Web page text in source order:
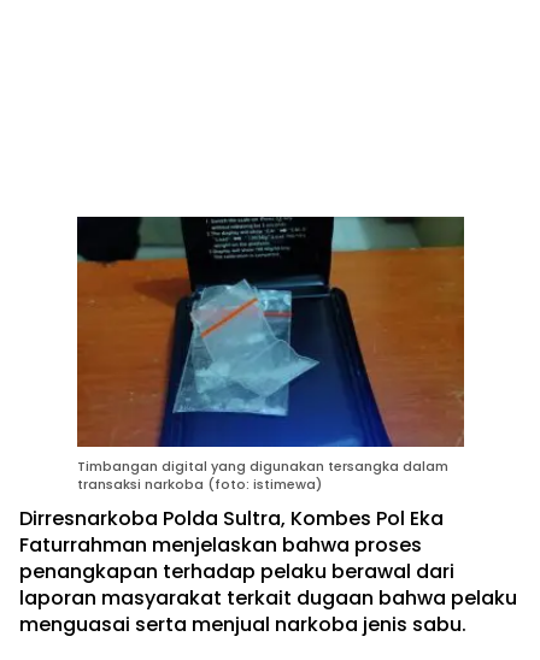
Timbangan digital yang digunakan tersangka dalam
transaksi narkoba (foto: istimewa)
Dirresnarkoba Polda Sultra, Kombes Pol Eka
Faturrahman menjelaskan bahwa proses
penangkapan terhadap pelaku berawal dari
laporan masyarakat terkait dugaan bahwa pelaku
menguasai serta menjual narkoba jenis sabu.